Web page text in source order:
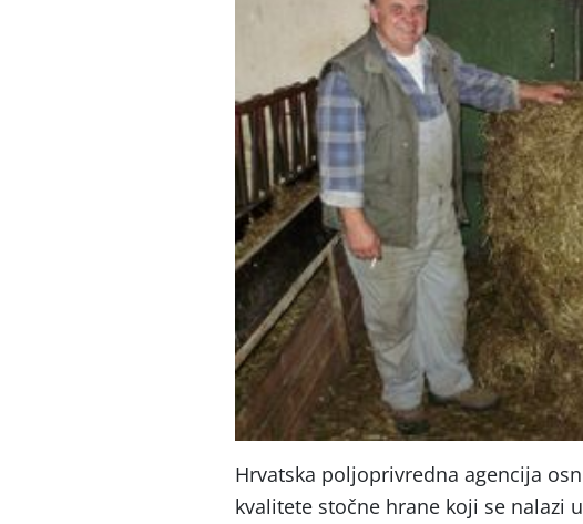
Hrvatska poljoprivredna agencija
kvalitete stočne hrane koji se nalazi